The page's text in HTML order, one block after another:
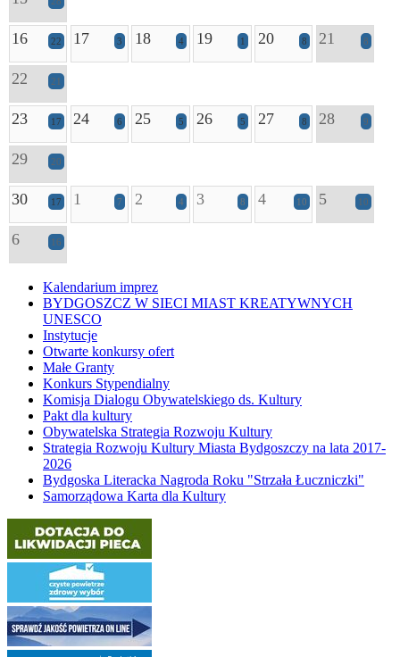
16 22 17 3 18 4 19 1 20 8 21 8
22 21
23 17 24 6 25 5 26 5 27 8 28 9
29 20
30 17 1 7 2 4 3 8 4 10 5 10
6 16
Kalendarium imprez
BYDGOSZCZ W SIECI MIAST KREATYWNYCH
UNESCO
Instytucje
Otwarte konkursy ofert
Małe Granty
Konkurs Stypendialny
Komisja Dialogu Obywatelskiego ds. Kultury
Pakt dla kultury
Obywatelska Strategia Rozwoju Kultury
Strategia Rozwoju Kultury Miasta Bydgoszczy na lata 2017-
2026
Bydgoska Literacka Nagroda Roku "Strzała Łuczniczki"
Samorządowa Karta dla Kultury